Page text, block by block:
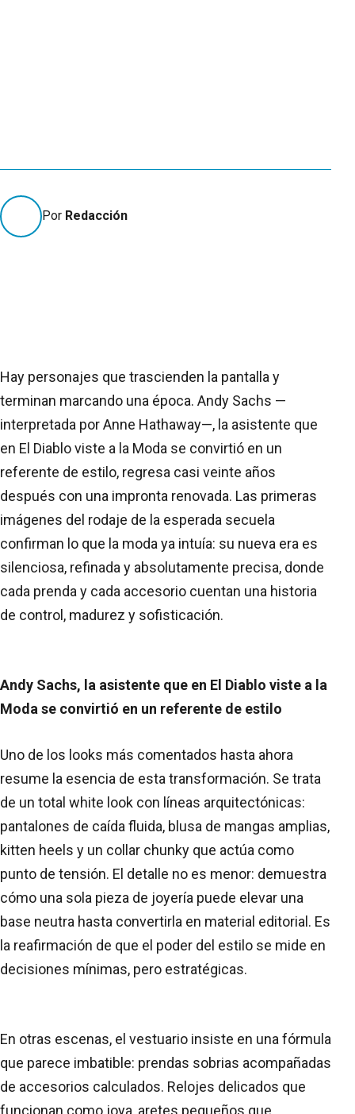
Por Redacción
Hay personajes que trascienden la pantalla y
terminan marcando una época. Andy Sachs —
interpretada por Anne Hathaway—, la asistente que
en El Diablo viste a la Moda se convirtió en un
referente de estilo, regresa casi veinte años
después con una impronta renovada. Las primeras
imágenes del rodaje de la esperada secuela
confirman lo que la moda ya intuía: su nueva era es
silenciosa, refinada y absolutamente precisa, donde
cada prenda y cada accesorio cuentan una historia
de control, madurez y sofisticación.
Andy Sachs, la asistente que en El Diablo viste a la
Moda se convirtió en un referente de estilo
Uno de los looks más comentados hasta ahora
resume la esencia de esta transformación. Se trata
de un total white look con líneas arquitectónicas:
pantalones de caída fluida, blusa de mangas amplias,
kitten heels y un collar chunky que actúa como
punto de tensión. El detalle no es menor: demuestra
cómo una sola pieza de joyería puede elevar una
base neutra hasta convertirla en material editorial. Es
la reafirmación de que el poder del estilo se mide en
decisiones mínimas, pero estratégicas.
En otras escenas, el vestuario insiste en una fórmula
que parece imbatible: prendas sobrias acompañadas
de accesorios calculados. Relojes delicados que
funcionan como joya, aretes pequeños que